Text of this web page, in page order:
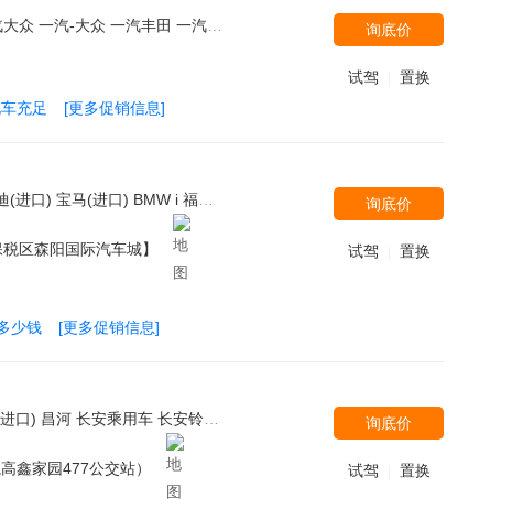
野马汽车 一汽奔腾 别克 昌河 北汽福田 福田伽途 广汽丰田 Jeep 广汽菲克 江铃 MG 上汽荣威 斯巴鲁 瑞麒 庆铃 江西五十铃 北汽银翔 华晨中华 宝马(进口) 华晨宝马 雪佛兰 福特(进口) 东南汽车 郑州日产（东风风度） 布加迪 比速汽车 别克(进口) 标致(进口) 长安商用车 广汽吉奥 东风雪铁龙 本田(进口) 欧宝 威麟 世爵 大众(进口) 广汽三菱 奥迪(进口) 起亚(进口) 吉利汽车 红旗 林肯 雪铁龙(进口) 观致
充足
[更多促销信息]
询底价
试驾 置换
中兴 众泰 成功汽车 罗伦士 南京依维柯 福汽启腾 北汽威旺 华晨宝马-之诺 陆风 天津一汽 摩根 红旗 君马汽车 长安跨越 潍柴汽车 野马汽车 云度新能源 华泰汽车 福田伽途 金旅客车 梅尔库斯 北汽银翔 一汽奔腾 迈巴赫 广汽丰田 ALPINA 菲斯科 长城 明君汽车 东风小康 长安铃木 北汽福田
区森阳国际汽车城】
少钱
[更多促销信息]
询底价
试驾 置换
观致 哈弗汽车 奔驰-AMG 北汽绅宝 宝马M 北汽新能源 郑州日产（东风风度） 郑州日产 潍柴汽车 沃尔沃亚太 北汽银翔 奇瑞捷豹路虎 奔驰-迈巴赫 东风雷诺 广汽菲克 东风汽车 沃尔沃(进口) 凯迪拉克(国产) 现代(进口) 斯巴鲁 起亚(进口) 克莱斯勒 凯迪拉克(进口) 天津一汽 宝沃汽车 中兴 东风英菲尼迪 野马汽车 南京依维柯 东风风光 金杯 雪铁龙(进口) 比亚迪戴姆勒 康迪电动汽车 卡威汽车 DS（进口） 雪佛兰(进口) 斯柯达(进口) 广汽讴歌 劳斯莱斯 宾利 华泰新能源 三菱(进口) 绵阳金杯 马自达(进口) 双龙汽车 苏州金龙 林肯 华晨鑫源 江铃福特 奇瑞捷豹路虎 东风御风 凯翼
鑫家园477公交站）
询底价
试驾 置换